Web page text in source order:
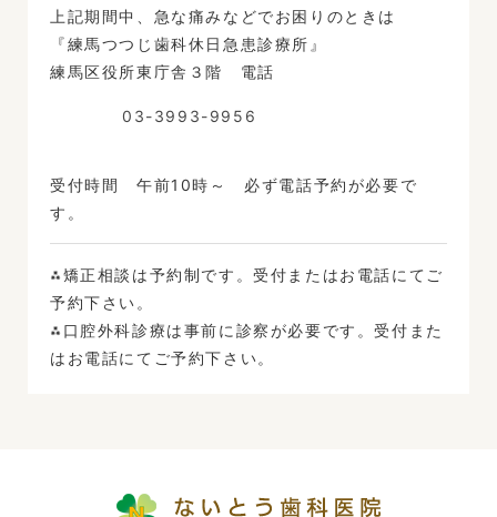
上記期間中、急な痛みなどでお困りのときは
『練馬つつじ歯科休日急患診療所』
練馬区役所東庁舎３階 電話
03-3993-9956
受付時間 午前10時～ 必ず電話予約が必要で
す。
⁂矯正相談は予約制です。受付またはお電話にてご
予約下さい。
⁂口腔外科診療は事前に診察が必要です。受付また
はお電話にてご予約下さい。